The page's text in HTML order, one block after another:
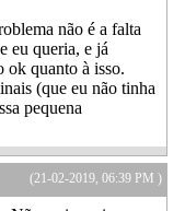
não é a falta
eu queria, e já
ok quanto à isso.
(que eu não tinha
pequena
(21-02-2019, 06:39 PM )